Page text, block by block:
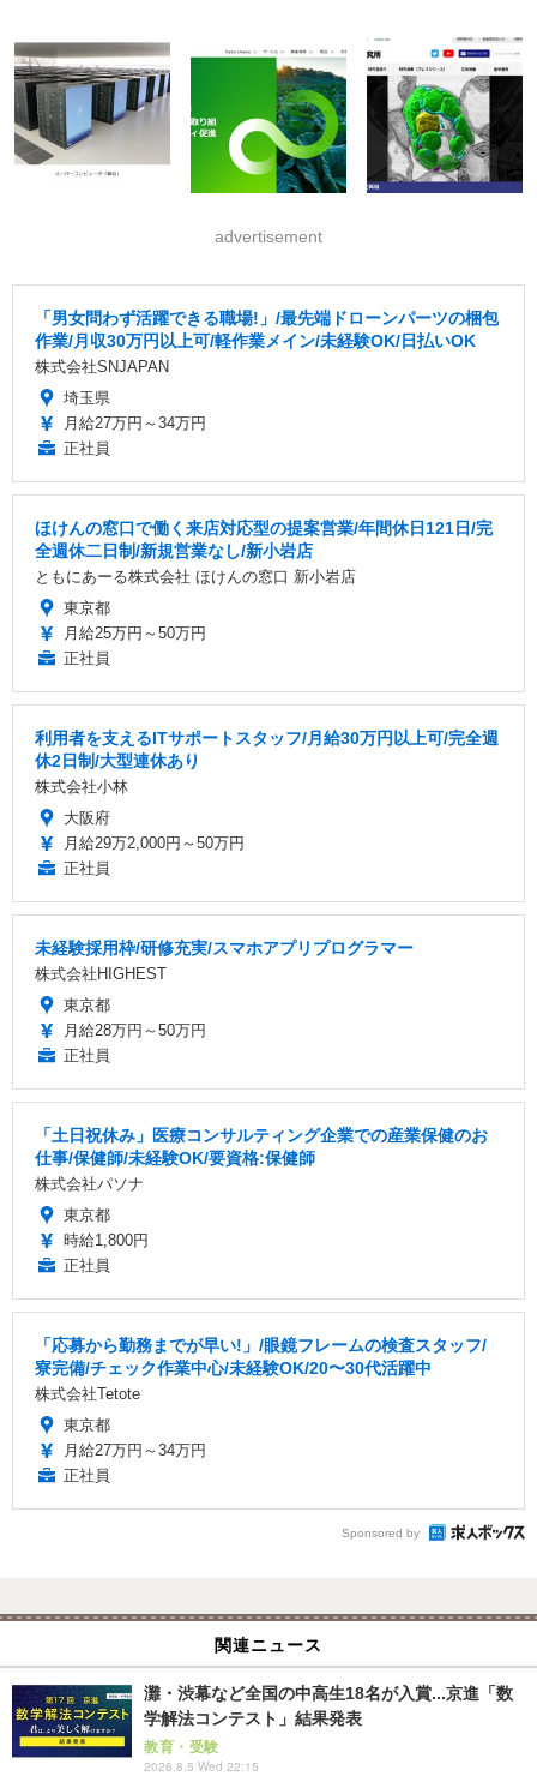
advertisement
「男女問わず活躍できる職場!」/最先端ドローンパーツの梱包
作業/月収30万円以上可/軽作業メイン/未経験OK/日払いOK
株式会社SNJAPAN
埼玉県
月給27万円～34万円
正社員
ほけんの窓口で働く来店対応型の提案営業/年間休日121日/完
全週休二日制/新規営業なし/新小岩店
ともにあーる株式会社 ほけんの窓口 新小岩店
東京都
月給25万円～50万円
正社員
利用者を支えるITサポートスタッフ/月給30万円以上可/完全週
休2日制/大型連休あり
株式会社小林
大阪府
月給29万2,000円～50万円
正社員
未経験採用枠/研修充実/スマホアプリプログラマー
株式会社HIGHEST
東京都
月給28万円～50万円
正社員
「土日祝休み」医療コンサルティング企業での産業保健のお
仕事/保健師/未経験OK/要資格:保健師
株式会社パソナ
東京都
時給1,800円
正社員
「応募から勤務までが早い!」/眼鏡フレームの検査スタッフ/
寮完備/チェック作業中心/未経験OK/20〜30代活躍中
株式会社Tetote
東京都
月給27万円～34万円
正社員
Sponsored by
関連ニュース
灘・渋幕など全国の中高生18名が入賞...京進「数
学解法コンテスト」結果発表
教育・受験
2026.8.5 Wed 22:15